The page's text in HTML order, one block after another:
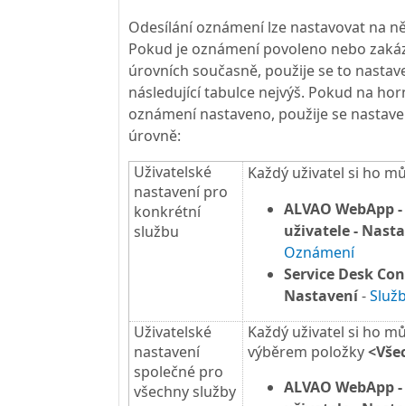
Odesílání oznámení lze nastavovat na
Pokud je oznámení povoleno nebo
úrovních současně, použije se to
následující tabulce nejvýš. Pokud na
oznámení nastaveno, použije se
úrovně:
Uživatelské
nastavení pro
konkrétní
službu
Každý uživatel si ho
ALVAO WebApp
uživatele -
Oznámení
Service Desk
Nastavení-
Uživatelské
nastavení
společné pro
všechny služby
Každý uživatel si ho
výběrem položky
ALVAO WebApp